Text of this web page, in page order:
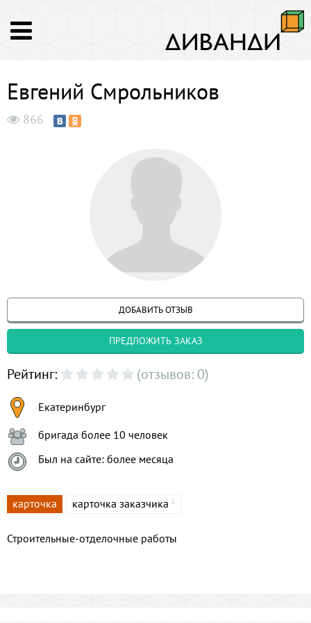
Евгений Смрольников
866
ДОБАВИТЬ ОТЗЫВ
ПРЕДЛОЖИТЬ ЗАКАЗ
Рейтинг: (отзывов: 0)
Екатеринбург
бригада более 10 человек
Был на сайте: более месяца
карточка карточка заказчика 1
Строительные-отделочные работы